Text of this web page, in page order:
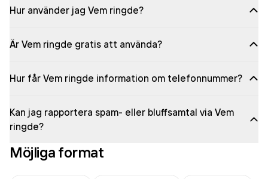
Hur använder jag Vem ringde?
Är Vem ringde gratis att använda?
Hur får Vem ringde information om telefonnummer?
Kan jag rapportera spam- eller bluffsamtal via Vem
ringde?
Möjliga format